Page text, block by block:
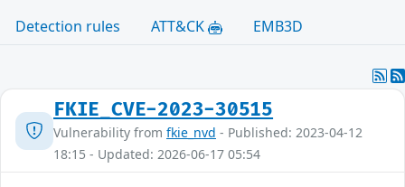
Detection rules
ATT&CK EMB3D
FKIE_CVE-2023-30515
Vulnerability from fkie_nvd - Published: 2023-04-12
18:15 - Updated: 2026-06-17 05:54